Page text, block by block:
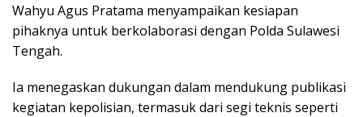
Wahyu Agus Pratama menyampaikan kesiapan
pihaknya untuk berkolaborasi dengan Polda Sulawesi
Tengah.
Ia menegaskan dukungan dalam mendukung publikasi
kegiatan kepolisian, termasuk dari segi teknis seperti